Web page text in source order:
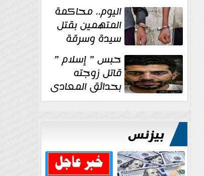
الإنشائية لأحد
مراكز الإصلاح والتأهيل
اليوم.. محاكمة
المتهمين بقتل
سيدة وسرقة
ذهبها في بولاق
الدكرور حبس ” إسلام ”
قاتل زوجته
بحدائق المعادى
١٥ يوم أخرى
بيزنس